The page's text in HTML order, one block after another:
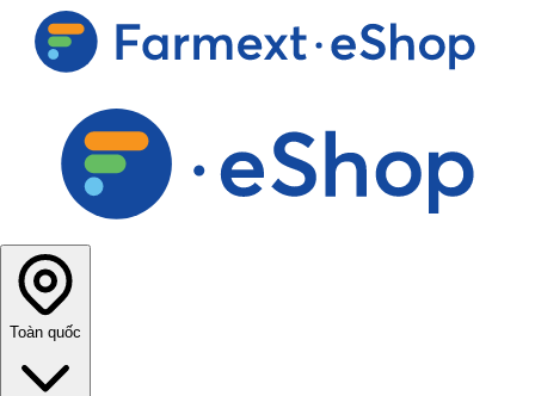
Toàn quốc